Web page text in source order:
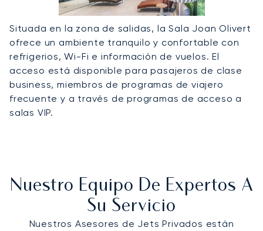
Situada en la zona de salidas, la Sala Joan Olivert
ofrece un ambiente tranquilo y confortable con
refrigerios, Wi-Fi e información de vuelos. El
acceso está disponible para pasajeros de clase
business, miembros de programas de viajero
frecuente y a través de programas de acceso a
salas VIP.
Nuestro Equipo De Expertos A
Su Servicio
Nuestros Asesores de Jets Privados están